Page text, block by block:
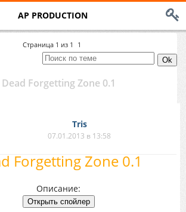
AP PRODUCTION
Страница 1 из 1 1
Dead Forgetting Zone 0.1
Tris
07.01.2013 в 13:58
Forgetting Zone 0.1
Описание: